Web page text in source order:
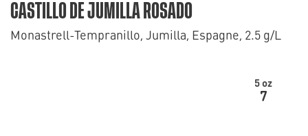
CASTILLO DE JUMILLA ROSADO
Monastrell-Tempranillo, Jumilla, Espagne, 2.5 g/L
5 oz
7